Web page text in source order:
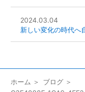
2024.03.04
新しい変化の時代へ
ホーム
ブログ